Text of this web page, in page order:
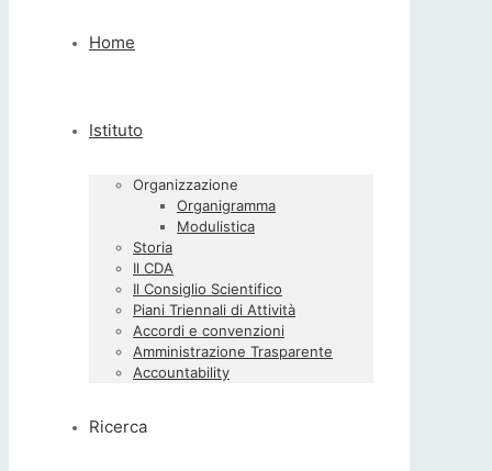
Home
Istituto
Organizzazione
Organigramma
Modulistica
Storia
Il CDA
Il Consiglio Scientifico
Piani Triennali di Attività
Accordi e convenzioni
Amministrazione Trasparente
Accountability
Ricerca